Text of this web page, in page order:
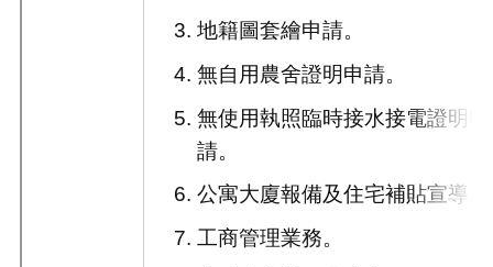
地籍圖套繪申請。
無自用農舍證明申請。
無使用執照臨時接水接電證明申
請。
公寓大廈報備及住宅補貼宣導。
工商管理業務。